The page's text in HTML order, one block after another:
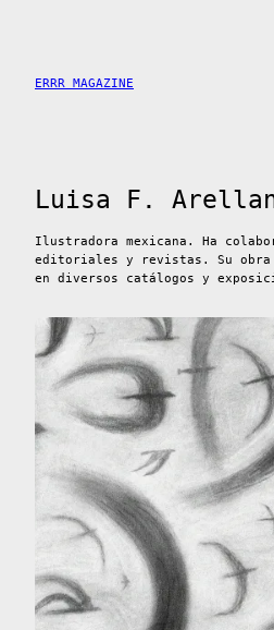
contenido
ERRR MAGAZINE
Luisa F.
Ilustradora mexicana. Ha
editoriales y revistas. Su obra
en diversos catálogos y